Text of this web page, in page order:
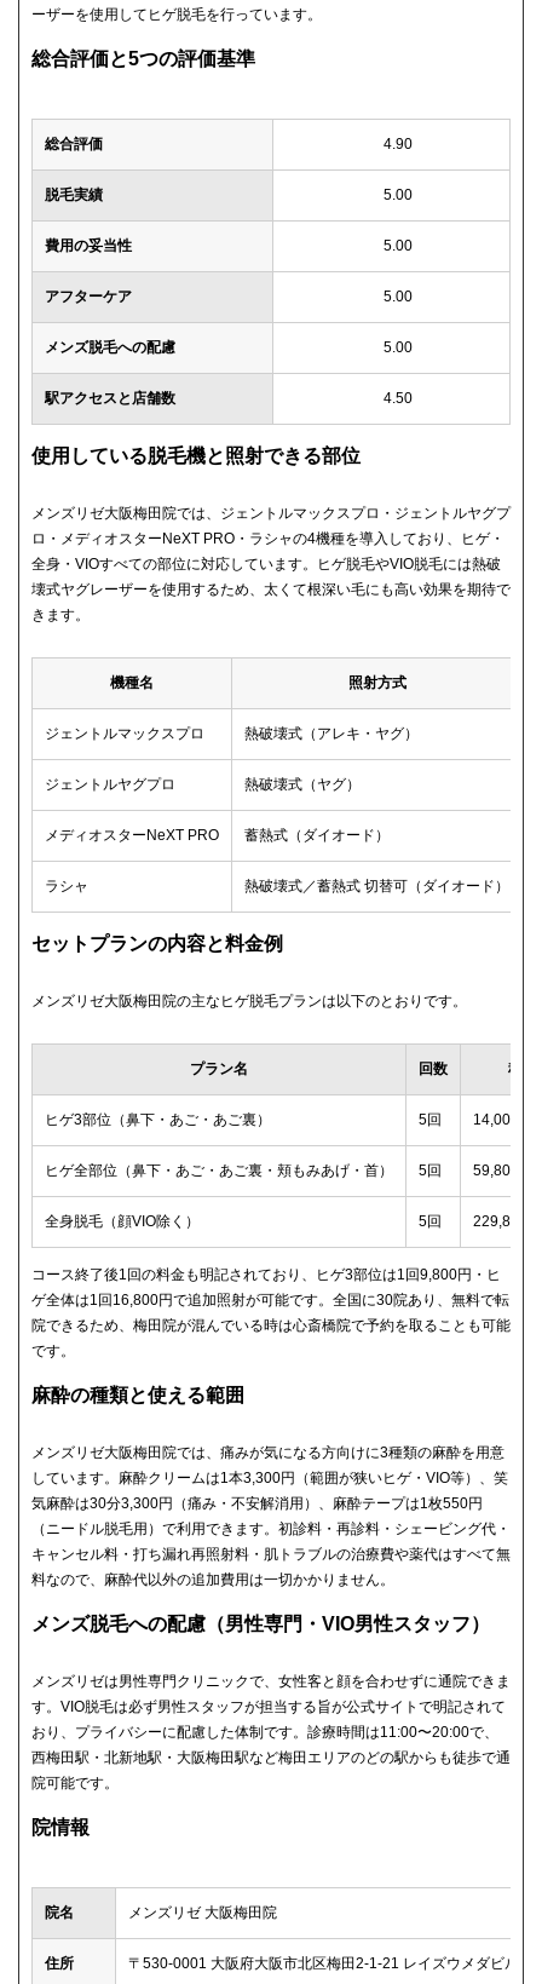
ーザーを使用してヒゲ脱毛を行っています。
総合評価と5つの評価基準
総合評価 4.90
脱毛実績 5.00
費用の妥当性 5.00
アフターケア 5.00
メンズ脱毛への配慮 5.00
駅アクセスと店舗数 4.50
使用している脱毛機と照射できる部位
メンズリゼ大阪梅田院では、ジェントルマックスプロ・ジェントルヤグプ
ロ・メディオスターNeXT PRO・ラシャの4機種を導入しており、ヒゲ・
全身・VIOすべての部位に対応しています。ヒゲ脱毛やVIO脱毛には熱破
壊式ヤグレーザーを使用するため、太くて根深い毛にも高い効果を期待で
きます。
機種名 照射方式
ジェントルマックスプロ 熱破壊式（アレキ・ヤグ）
ジェントルヤグプロ 熱破壊式（ヤグ）
メディオスターNeXT PRO 蓄熱式（ダイオード）
ラシャ 熱破壊式／蓄熱式 切替可（ダイオード）
セットプランの内容と料金例
メンズリゼ大阪梅田院の主なヒゲ脱毛プランは以下のとおりです。
プラン名 回数 税込
ヒゲ3部位（鼻下・あご・あご裏） 5回 14,000円
ヒゲ全部位（鼻下・あご・あご裏・頬もみあげ・首） 5回 59,800円
全身脱毛（顔VIO除く） 5回 229,800
コース終了後1回の料金も明記されており、ヒゲ3部位は1回9,800円・ヒ
ゲ全体は1回16,800円で追加照射が可能です。全国に30院あり、無料で転
院できるため、梅田院が混んでいる時は心斎橋院で予約を取ることも可能
です。
麻酔の種類と使える範囲
メンズリゼ大阪梅田院では、痛みが気になる方向けに3種類の麻酔を用意
しています。麻酔クリームは1本3,300円（範囲が狭いヒゲ・VIO等）、笑
気麻酔は30分3,300円（痛み・不安解消用）、麻酔テープは1枚550円
（ニードル脱毛用）で利用できます。初診料・再診料・シェービング代・
キャンセル料・打ち漏れ再照射料・肌トラブルの治療費や薬代はすべて無
料なので、麻酔代以外の追加費用は一切かかりません。
メンズ脱毛への配慮（男性専門・VIO男性スタッフ）
メンズリゼは男性専門クリニックで、女性客と顔を合わせずに通院できま
す。VIO脱毛は必ず男性スタッフが担当する旨が公式サイトで明記されて
おり、プライバシーに配慮した体制です。診療時間は11:00〜20:00で、
西梅田駅・北新地駅・大阪梅田駅など梅田エリアのどの駅からも徒歩で通
院可能です。
院情報
院名 メンズリゼ 大阪梅田院
住所 〒530-0001 大阪府大阪市北区梅田2-1-21 レイズウメダビル